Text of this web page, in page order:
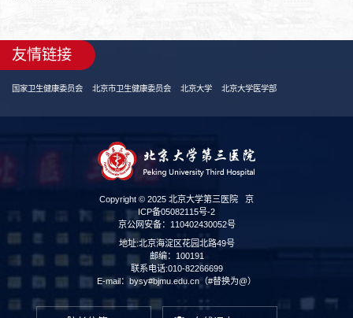
友情链接
国家卫生健康委员会 北京市卫生健康委员会 北京大学 北京大学医学部
Copyright © 2025 北京大学第三医院 京
ICP备05082115号-2
京公网安备：110402430052号
地址:北京海淀区花园北路49号
邮编：100191
联系电话:010-82266699
E-mail：bysy#bjmu.edu.cn（#替换为@）